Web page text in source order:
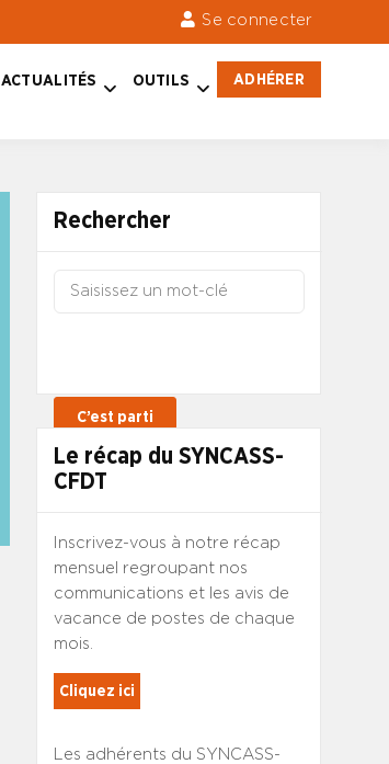
Se connecter
ACTUALITÉS OUTILS ADHÉRER
Rechercher
Le récap du SYNCASS-
CFDT
Inscrivez-vous à notre récap
mensuel regroupant nos
communications et les avis de
vacance de postes de chaque
mois.
Cliquez ici
Les adhérents du SYNCASS-